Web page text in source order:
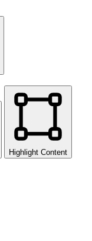
Highlight Content